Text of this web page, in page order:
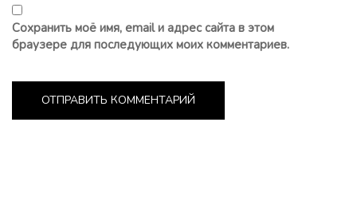
Сохранить моё имя, email и адрес сайта в этом
браузере для последующих моих комментариев.